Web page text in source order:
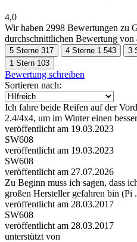
4,0
Wir haben 2998 Bewertungen zu
durchschnittlichen Bewertung von
5 Sterne 317 4 Sterne 1.543 3
1 Stern 103
Bewertung schreiben
Sortieren nach:
Ich fahre beide Reifen auf der
2.4/4x4, um im Winter einen
veröffentlicht am 19.03.2023
SW608
veröffentlicht am 19.03.2023
SW608
veröffentlicht am 27.07.2026
Zu Beginn muss ich sagen, dass
großen Hersteller gefahren bin (Pi
veröffentlicht am 28.03.2017
SW608
veröffentlicht am 28.03.2017
unterstützt von